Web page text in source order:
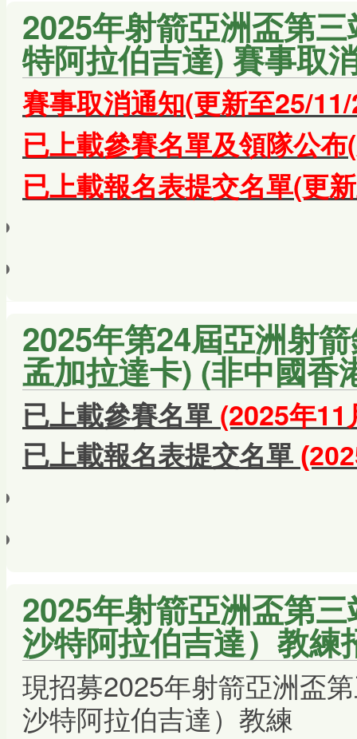
2025年射箭亞洲盃第
特阿拉伯吉達) 賽事取
賽事取消通知(更新至25/
已上載參賽名單及領隊公
已上載報名表提交名單(更
2025年第24屆亞洲射
孟加拉達卡) (非中國香
已上載參賽名單 (2025年11
已上載報名表提交名單
2025年射箭亞洲盃第
沙特阿拉伯吉達）教練
現招募2025年射箭亞洲盃
沙特阿拉伯吉達）教練